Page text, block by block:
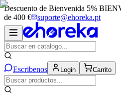
Descuento de Bienvenida 5%
de 400 €
suporte@ehoreka.pt
Escribenos Login Carrito